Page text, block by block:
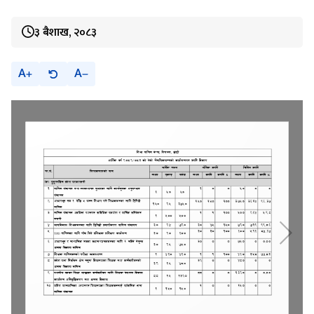
३ बैशाख, २०८३
A A